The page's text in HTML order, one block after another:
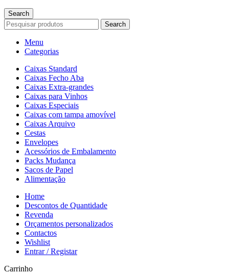
Search
Search
Menu
Categorias
Caixas Standard
Caixas Fecho Aba
Caixas Extra-grandes
Caixas para Vinhos
Caixas Especiais
Caixas com tampa amovível
Caixas Arquivo
Cestas
Envelopes
Acessórios de Embalamento
Packs Mudança
Sacos de Papel
Alimentação
Home
Descontos de Quantidade
Revenda
Orçamentos personalizados
Contactos
Wishlist
Entrar / Registar
Carrinho